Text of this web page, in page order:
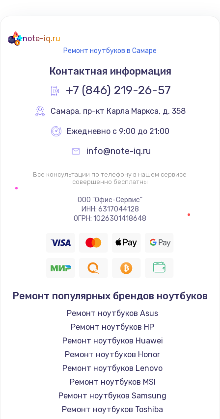
note-iq.ru
Ремонт ноутбуков в Самаре
Контактная информация
+7 (846) 219-26-57
Самара, пр-кт Карла Маркса, д. 358
Ежедневно с 9:00 до 21:00
info@note-iq.ru
Все консультации по телефону в нашем сервисе
совершенно бесплатны
ООО "Офис-Сервис"
ИНН: 6317044128
ОГРН: 1026301418648
Ремонт популярных брендов ноутбуков
Ремонт ноутбуков Asus
Ремонт ноутбуков HP
Ремонт ноутбуков Huawei
Ремонт ноутбуков Honor
Ремонт ноутбуков Lenovo
Ремонт ноутбуков MSI
Ремонт ноутбуков Samsung
Ремонт ноутбуков Toshiba